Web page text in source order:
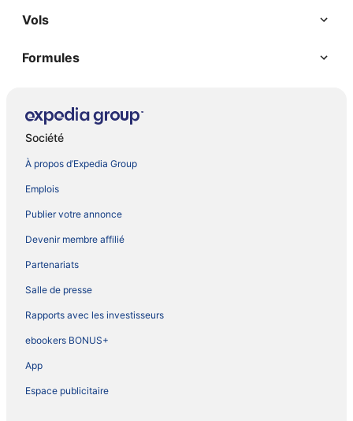
Vols
Formules
Société
À propos d’Expedia Group
Emplois
Publier votre annonce
Devenir membre affilié
Partenariats
Salle de presse
Rapports avec les investisseurs
ebookers BONUS+
App
Espace publicitaire